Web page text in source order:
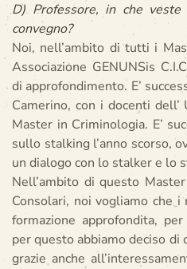
D) Professore, in che
convegno?
Noi, nell’ambito di tutti i
Associazione GENUNSis
di approfondimento. E’
Camerino, con i docenti
Master in Criminologia. E’
sullo stalking l’anno scorso,
un dialogo con lo stalker e lo
Nell’ambito di questo
Consolari, noi vogliamo che
formazione approfondita,
per questo abbiamo deciso di
grazie anche